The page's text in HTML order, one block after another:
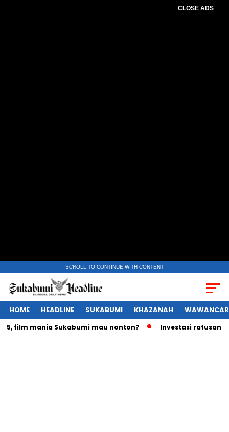
CLOSE ADS
SCROLL TO CONTINUE WITH CONTENT
HOME HEADLINE SUKABUMI KHAZANAH
mania Sukabumi mau nonton? Investasi ratusan triliun